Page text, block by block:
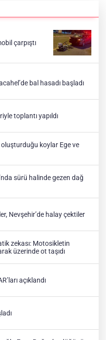
çarpıştı
bal hasadı başladı
toplantı yapıldı
oluşturduğu koylar Ege ve
sürü halinde gezen dağ
Nevşehir’de halay çektiler
zekası: Motosikletin
üzerinde ot taşıdı
açıklandı